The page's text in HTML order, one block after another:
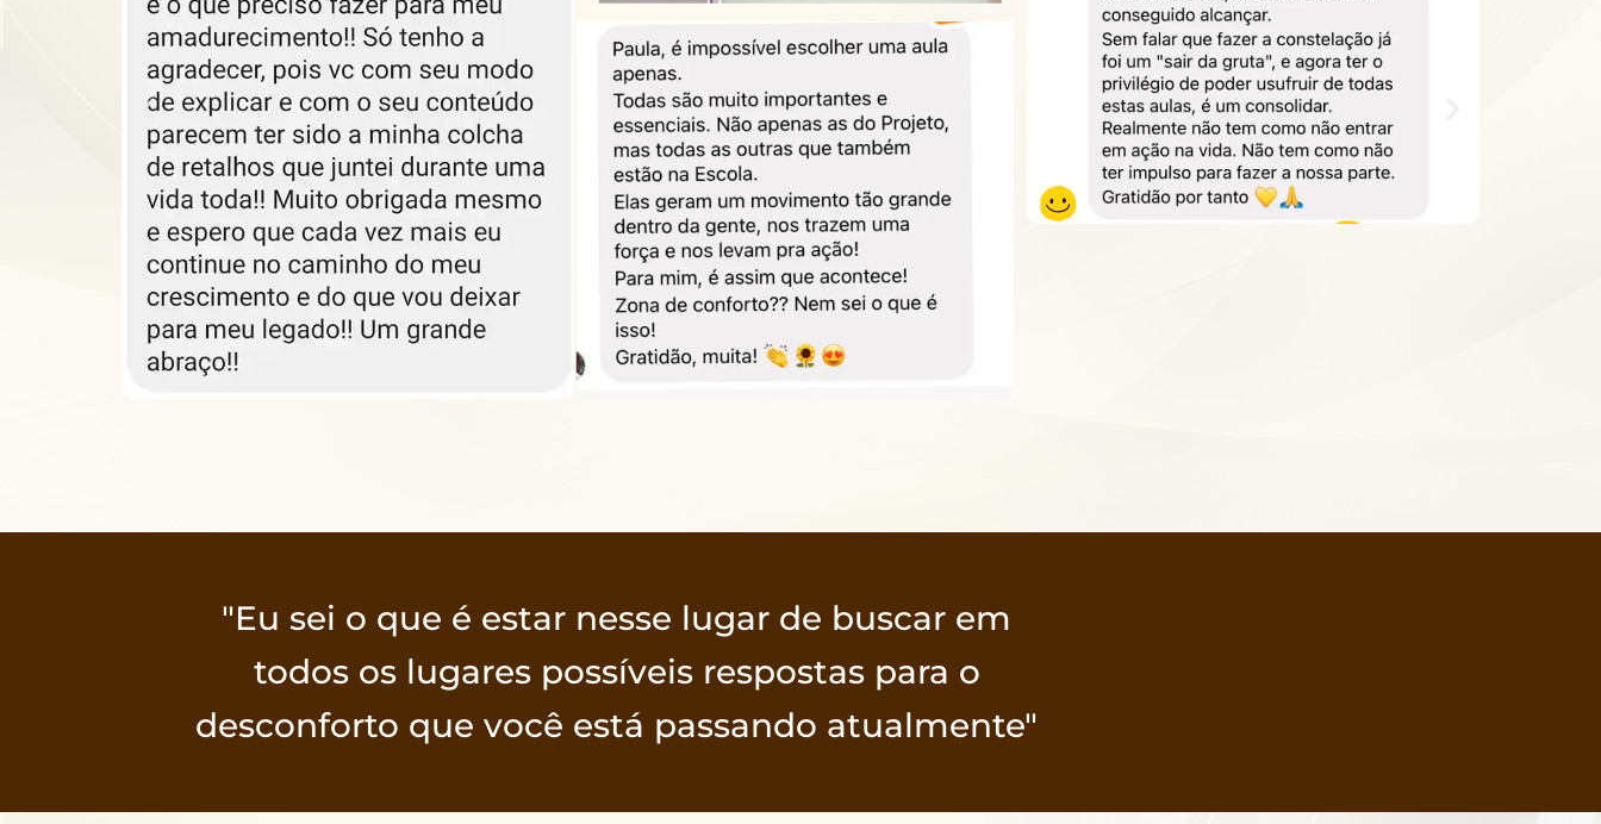
"Eu sei o que é estar nesse lugar de buscar em
todos os lugares possíveis respostas para o
desconforto que você está passando atualmente"